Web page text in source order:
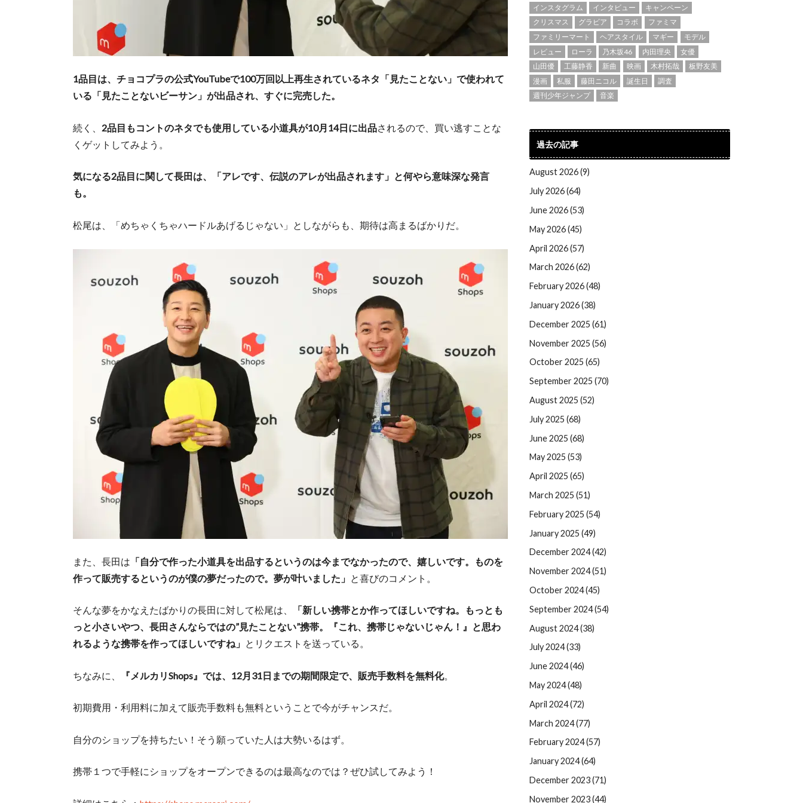
1品目は、チョコプラの公式YouTubeで100万回以上再生されているネタ「見たことない」で使われて
いる「見たことないビーサン」が出品され、すぐに完売した。
続く、 2品目もコントのネタでも使用している小道具が10月14日に出品されるので、買い逃すことな
くゲットしてみよう。
気になる2品目に関して長田は、「アレです、伝説のアレが出品されます」と何やら意味深な発言
も。
松尾は、「めちゃくちゃハードルあげるじゃない」としながらも、期待は高まるばかりだ。
また、長田は 「自分で作った小道具を出品するというのは今までなかったので、嬉しいです。ものを
作って販売するというのが僕の夢だったので。夢が叶いました」 と喜びのコメント。
そんな夢をかなえたばかりの長田に対して松尾は、
「新しい携帯とか作ってほしいですね。もっとも
っと小さいやつ、長田さんならではの”見たことない”携帯。『これ、携帯じゃないじゃん！』と思わ
れるような携帯を作ってほしいですね」 とリクエストを送っている。
ちなみに、 『メルカリShops』では、12月31日までの期間限定で、販売手数料を無料化。
初期費用・利用料に加えて販売手数料も無料ということで今がチャンスだ。
自分のショップを持ちたい！そう願っていた人は大勢いるはず。
携帯１つで手軽にショップをオープンできるのは最高なのでは？ぜひ試してみよう！
インスタグラム インタビュー
キャンペーン
クリスマス
グラビア コラボ
ファミマ
ファミリーマート
ヘアスタイル マギー
モデル
レビュー
ローラ 乃木坂46 内田理央
女優
山田優
工藤静香 新曲 映画 木村拓哉
板野友美
漫画
私服 藤田ニコル 誕生日
調査
週刊少年ジャンプ
音楽
過去の記事
August 2026 (9)
July 2026 (64)
June 2026 (53)
May 2026 (45)
April 2026 (57)
March 2026 (62)
February 2026 (48)
January 2026 (38)
December 2025 (61)
November 2025 (56)
October 2025 (65)
September 2025 (70)
August 2025 (52)
July 2025 (68)
June 2025 (68)
May 2025 (53)
April 2025 (65)
March 2025 (51)
February 2025 (54)
January 2025 (49)
December 2024 (42)
November 2024 (51)
October 2024 (45)
September 2024 (54)
August 2024 (38)
July 2024 (33)
June 2024 (46)
May 2024 (48)
April 2024 (72)
March 2024 (77)
February 2024 (57)
January 2024 (64)
December 2023 (71)
November 2023 (44)